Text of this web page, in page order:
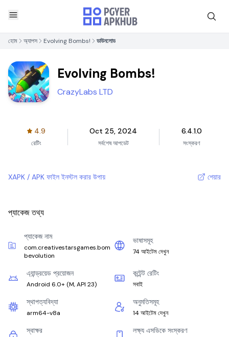
হোম অ্যাপস Evolving Bombs! ডাউনলোড
Evolving Bombs!
CrazyLabs LTD
4.9
রেটিং
Oct 25, 2024
সর্বশেষ আপডেট
6.4.1.0
সংস্করণ
XAPK / APK ফাইল ইনস্টল করার উপায় শেয়ার
প্যাকেজ তথ্য
প্যাকেজ নাম
com.creativestarsgames.bom
bevolution
ভাষাসমূহ
74 আইটেম দেখুন
এ্যান্ড্রয়েড প্রয়োজন
Android 6.0+ (M, API 23)
কন্টেন্ট রেটিং
সবাই
স্থাপত্যবিদ্যা
arm64-v8a
অনুমতিসমূহ
14 আইটেম দেখুন
স্বাক্ষর লক্ষ্য এসডিকে সংস্করণ